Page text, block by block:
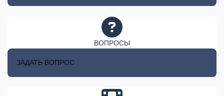
ВОПРОСЫ
ЗАДАТЬ ВОПРОС